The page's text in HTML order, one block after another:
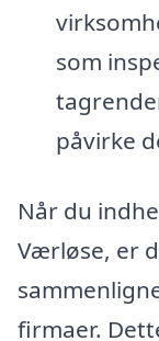
som
påvirke
Når du
Værløse, er
firmaer.